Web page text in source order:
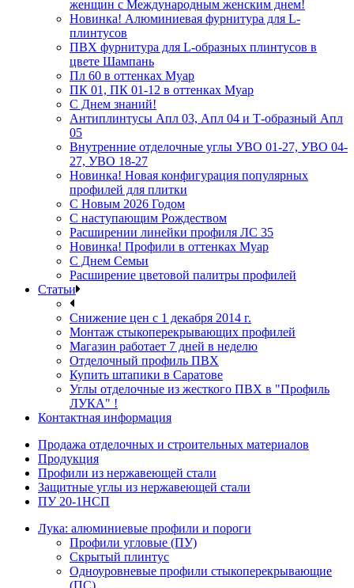
женщин с Международным женским днем!
Новинка! Алюминиевая фурнитура для L-
плинтусов
ПВХ фурнитура для L-образных плинтусов в
цвете Шампань
Пл 60 в оттенках Муар
ПК 01, ПК 01-12 в оттенках Муар
С Днем знаний!
Антиплинтусы Апл 03, Апл 04 и Т-образный Апл
05
Внутренние отделочные углы УВО 01-27, УВО 04-
27, УВО 18-27
Новинка! Новая конфигурация популярных
профилей для плитки
С Новым 2026 Годом
С наступающим Рождеством
Расширении линейки профиля ЛС 35
Новинка! Профили в оттенках Муар
С Днем Семьи
Расширение цветовой палитры профилей
Статьи
Снижение цен с 1 декабря 2014 г.
Монтаж стыкоперекрывающих профилей
Магазин работает 7 дней в неделю
Отделочный профиль ПВХ
Купить штапики в Саратове
Углы отделочные из жесткого ПВХ в "Профиль
ЛУКА" !
Контактная информация
Продажа отделочных и строительных материалов
Продукция
Профили из нержавеющей стали
Защитные углы из нержавеющей стали
ПУ 20-1НСП
Лука: алюминиевые профили и пороги
Профили угловые (ПУ)
Скрытый плинтус
Одноуровневые профили стыкоперекрывающие
(ПС)